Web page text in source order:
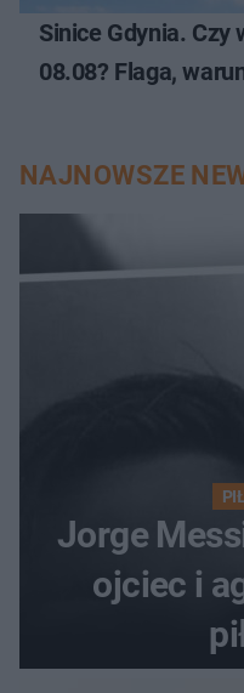
Sinice Gdynia. Czy
08.08? Flaga,
NAJNOWSZE
Jorge
ojciec i